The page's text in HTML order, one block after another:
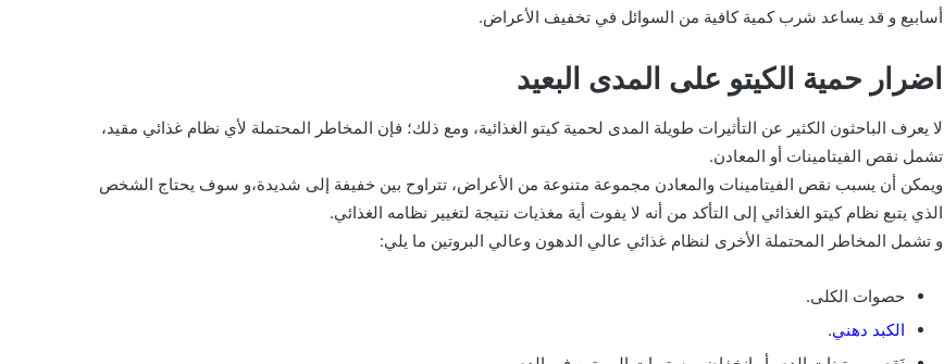
أسابيع و قد يساعد شرب كمية كافية من السوائل في تخفيف الأعراض.
اضرار حمية الكيتو على المدى البعيد
لا يعرف الباحثون الكثير عن التأثيرات طويلة المدى لحمية كيتو الغذائية، ومع ذلك؛ فإن المخاطر المحتملة لأي نظام غذائي مقيد،
تشمل نقص الفيتامينات أو المعادن.
ويمكن أن يسبب نقص الفيتامينات والمعادن مجموعة متنوعة من الأعراض، تتراوح بين خفيفة إلى شديدة،و سوف يحتاج الشخص
الذي يتبع نظام كيتو الغذائي إلى التأكد من أنه لا يفوت أية مغذيات نتيجة لتغيير نظامه الغذائي.
و تشمل المخاطر المحتملة الأخرى لنظام غذائي عالي الدهون وعالي البروتين ما يلي:
حصوات الكلى.
الكبد دهني.